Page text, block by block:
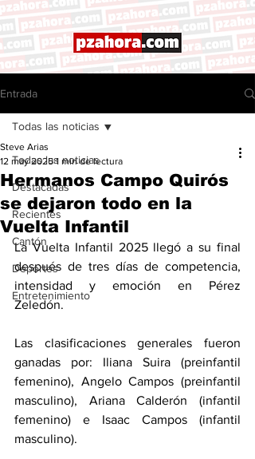
Entrada
Todas las noticias
Destacadas
Recientes
Cantón
Deportes
Entretenimiento
Todas las noticias
Hermanos Campo Quirós
se dejaron todo en la
Vuelta Infantil
Steve Arias
12 may 2025 1 min de lectura
La Vuelta Infantil 2025 llegó a su final
después de tres días de competencia,
intensidad y emoción en Pérez
Zeledón.
Las clasificaciones generales fueron
ganadas por: Iliana Suira (preinfantil
femenino), Angelo Campos (preinfantil
masculino), Ariana Calderón (infantil
femenino) e Isaac Campos (infantil
masculino).